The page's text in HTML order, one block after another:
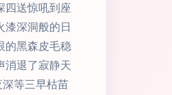
四送惊吼到座
漆深洞般的日
的黑森皮毛稳
消退了寂静天
等三早枯苗